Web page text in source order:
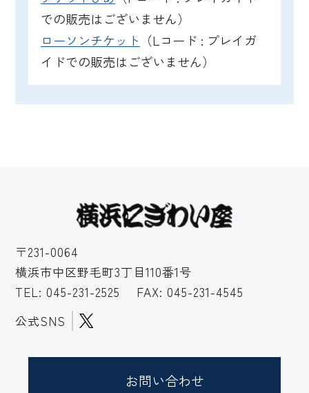
での販売はございません）
ローソンチケット （Lコード : プレイガ
イドでの販売はございません）
〒231-0064
横浜市中区野毛町3丁目110番1号
TEL: 045-231-2525
FAX: 045-231-4545
公式SNS
お問い合わせ